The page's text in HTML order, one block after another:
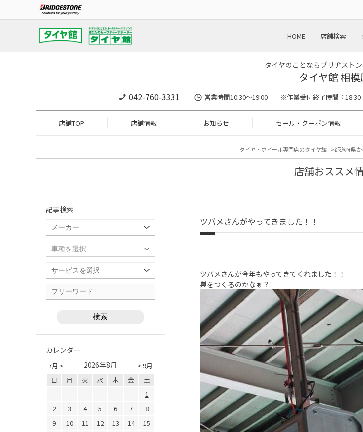
HOME 店舗検索
タイヤのことならブリヂスト
タイヤ館 相模
042-760-3331 営業時間10:30～19:00 ※作業受付終了時間：18:30
店舗TOP 店舗情報 お知らせ セール・クーポン情報
タイヤ・ホイール専門店のタイヤ館 都道府県か
店舗おススメ
ツバメさんがやってきました！！
ツバメさんが今年もやってきてくれました！！
巣をつくるのかなぁ？
記事検索
カレンダー
7月 < > 9月
2026年8月
日 月 火 水 木 金
土
1
2
3 4 5 6 7
8
9
10 11 12 13 14
15